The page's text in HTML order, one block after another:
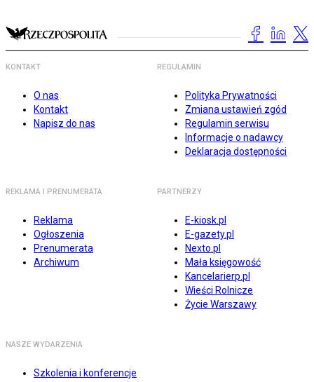
KONTAKT
O nas
Kontakt
Napisz do nas
REGULAMIN
Polityka Prywatności
Zmiana ustawień zgód
Regulamin serwisu
Informacje o nadawcy
Deklaracja dostępności
REKLAMA I PRENUMERATA
Reklama
Ogłoszenia
Prenumerata
Archiwum
PARTNERZY
E-kiosk.pl
E-gazety.pl
Nexto.pl
Mała księgowość
Kancelarierp.pl
Wieści Rolnicze
Życie Warszawy
NASZE WYDARZENIA
Szkolenia i konferencje